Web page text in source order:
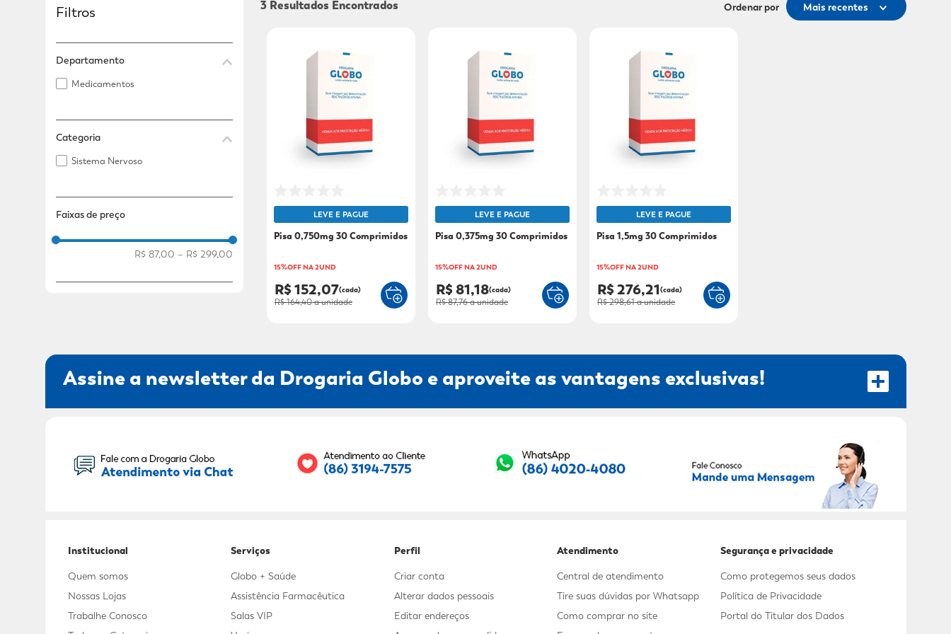
9º
mounjaro
Adicional
Filtros
Departamento
Medicamentos
Categoria
Sistema Nervoso
Faixas de preço
R$ 87,00 – R$ 299,00
3 Ordenar por Mais recentes
LEVE E PAGUE
Pisa 0,750mg 30 Comprimidos
15%OFF NA 2UND
R$ 152,07(cada)
R$ 164,40a unidade
LEVE E PAGUE
Pisa 0,375mg 30 Comprimidos
15%OFF NA 2UND
R$ 81,18(cada)
R$ 87,76a unidade
LEVE E PAGUE
Pisa 1,5mg 30 Comprimidos
15%OFF NA 2UND
R$ 276,21(cada)
R$ 298,61a unidade
Assine a newsletter da Drogaria Globo e aproveite as vantagens exclusivas!
RECEBER OFERTAS EXCLUSIVAS!
Institucional
Quem somos
Nossas Lojas
Trabalhe Conosco
Serviços
Globo + Saúde
Assistência Farmacêutica
Salas VIP
Perfil
Criar conta
Alterar dados pessoais
Editar endereços
Atendimento
Central de atendimento
Tire suas dúvidas por Whatsapp
Como comprar no site
Segurança e privacidade
Como protegemos seus dados
Política de Privacidade
Portal do Titular dos Dados